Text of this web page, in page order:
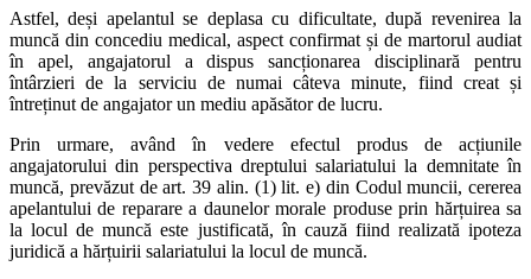
Astfel, deși apelantul se deplasa cu dificultate, după revenirea la
muncă din concediu medical, aspect confirmat și de martorul audiat
în apel, angajatorul a dispus sancționarea disciplinară pentru
întârzieri de la serviciu de numai câteva minute, fiind creat și
întreținut de angajator un mediu apăsător de lucru.
Prin urmare, având în vedere efectul produs de acțiunile
angajatorului din perspectiva dreptului salariatului la demnitate în
muncă, prevăzut de art. 39 alin. (1) lit. e) din Codul muncii, cererea
apelantului de reparare a daunelor morale produse prin hărțuirea sa
la locul de muncă este justificată, în cauză fiind realizată ipoteza
juridică a hărțuirii salariatului la locul de muncă.